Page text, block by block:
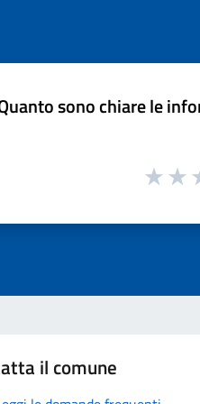
sono chiare le
il comune